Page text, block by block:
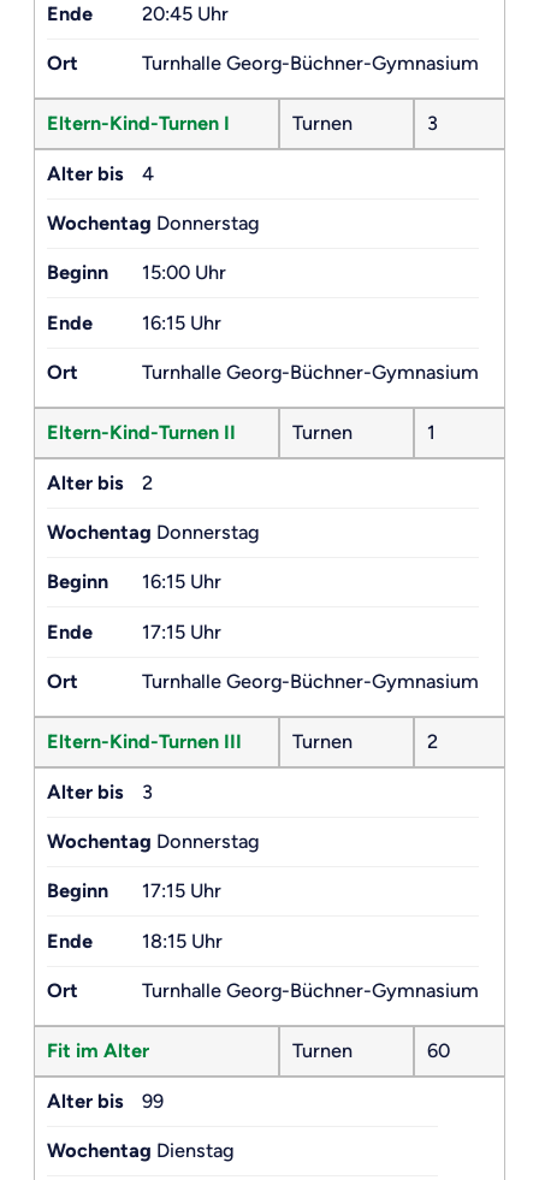
Ende 20:45 Uhr
Ort Turnhalle Georg-Büchner-Gymnasium
Eltern-Kind-Turnen I Turnen 3
Alter bis 4
Wochentag Donnerstag
Beginn 15:00 Uhr
Ende 16:15 Uhr
Ort Turnhalle Georg-Büchner-Gymnasium
Eltern-Kind-Turnen II Turnen 1
Alter bis 2
Wochentag Donnerstag
Beginn 16:15 Uhr
Ende 17:15 Uhr
Ort Turnhalle Georg-Büchner-Gymnasium
Eltern-Kind-Turnen III Turnen 2
Alter bis 3
Wochentag Donnerstag
Beginn 17:15 Uhr
Ende 18:15 Uhr
Ort Turnhalle Georg-Büchner-Gymnasium
Fit im Alter Turnen 60
Alter bis 99
Wochentag Dienstag